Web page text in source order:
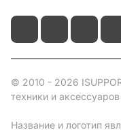
© 2010 - 2026
техники и
Название и логотип